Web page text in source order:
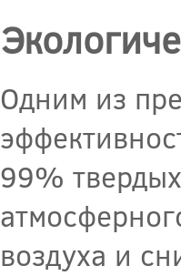
Одним из
99%
воздуха и